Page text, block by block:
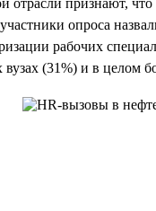
опроса
рабочих
(31%) и в целом